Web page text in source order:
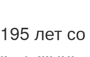
195 лет